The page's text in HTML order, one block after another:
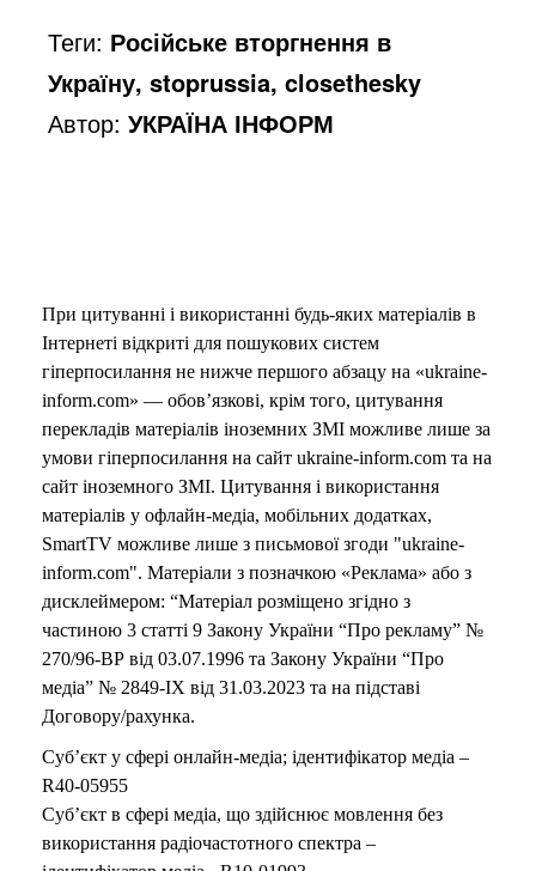
Теги: Російське вторгнення в
Україну, stoprussia, closethesky
Автор:УКРАЇНА ІНФОРМ
При цитуванні і використанні будь-яких матеріалів в
Інтернеті відкриті для пошукових систем
гіперпосилання не нижче першого абзацу на «ukraine-
inform.com» — обов’язкові, крім того, цитування
перекладів матеріалів іноземних ЗМІ можливе лише за
умови гіперпосилання на сайт ukraine-inform.com та на
сайт іноземного ЗМІ. Цитування і використання
матеріалів у офлайн-медіа, мобільних додатках,
SmartTV можливе лише з письмової згоди "ukraine-
inform.com". Матеріали з позначкою «Реклама» або з
дисклеймером: “Матеріал розміщено згідно з
частиною 3 статті 9 Закону України “Про рекламу” №
270/96-ВР від 03.07.1996 та Закону України “Про
медіа” № 2849-IX від 31.03.2023 та на підставі
Договору/рахунка.
Суб’єкт у сфері онлайн-медіа; ідентифікатор медіа –
R40-05955
Суб’єкт в сфері медіа, що здійснює мовлення без
використання радіочастотного спектра –